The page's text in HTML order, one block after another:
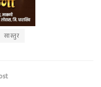
सास्तुर